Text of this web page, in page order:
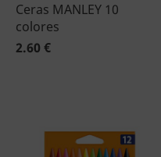
Ceras MANLEY 10
colores
2.60 €